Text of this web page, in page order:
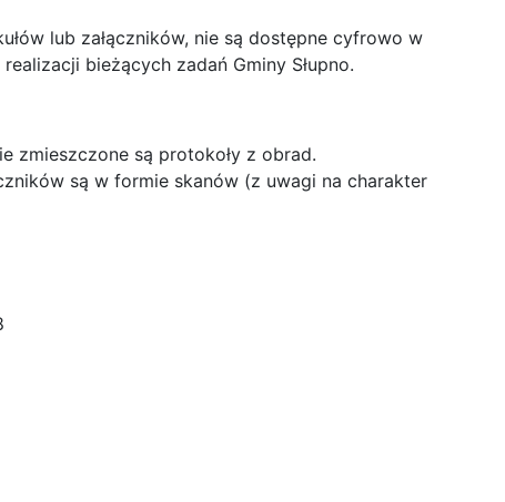
lub załączników, nie są dostępne cyfrowo w
bieżących zadań Gminy Słupno.
zmieszczone są protokoły z obrad.
są w formie skanów (z uwagi na charakter